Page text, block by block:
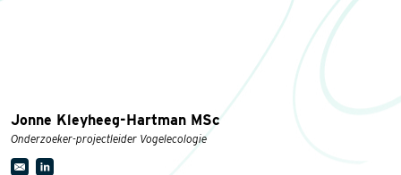
Jonne Kleyheeg-Hartman MSc
Onderzoeker-projectleider Vogelecologie